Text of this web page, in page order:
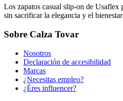
Los zapatos casual slip-on de
sin sacrificar la elegancia y el
Sobre Calza Tovar
Nosotros
Declaración de accesibilidad
Marcas
¿Necesitas empleo?
¿Éres influencer?